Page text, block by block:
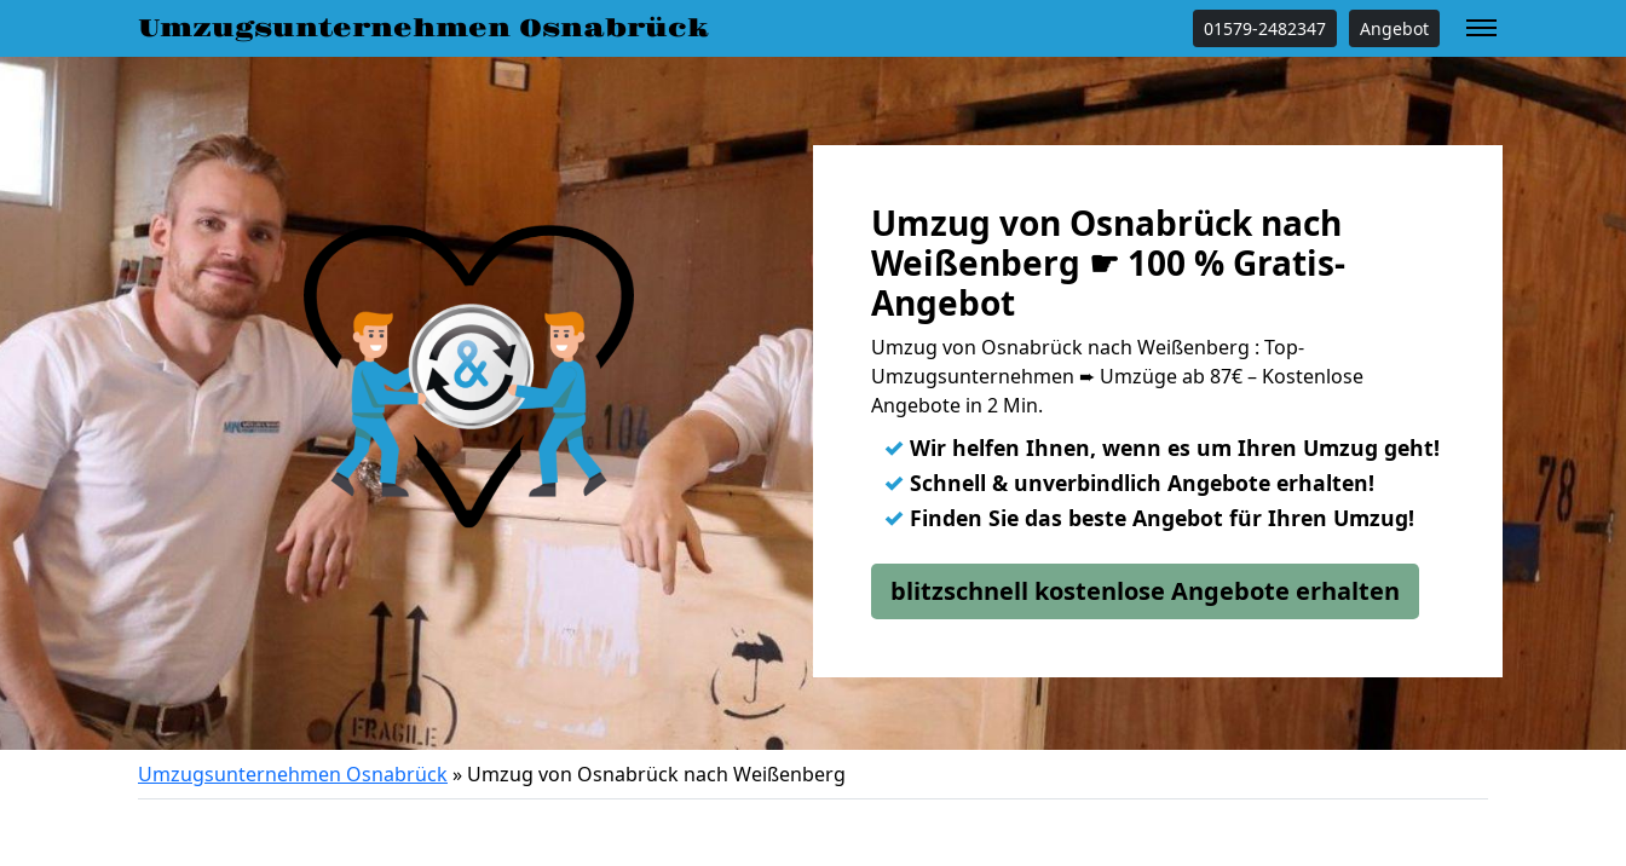
Umzugsunternehmen Osnabrück 01579-2482347 Angebot
Umzug von Osnabrück nach
Weißenberg ☛ 100 % Gratis-
Angebot
Umzug von Osnabrück nach Weißenberg : Top-
Umzugsunternehmen ➨ Umzüge ab 87€ – Kostenlose
Angebote in 2 Min.
✓ Wir helfen Ihnen, wenn es um Ihren Umzug geht!
✓ Schnell & unverbindlich Angebote erhalten!
✓ Finden Sie das beste Angebot für Ihren Umzug!
blitzschnell kostenlose Angebote erhalten
Umzugsunternehmen Osnabrück» Umzug von Osnabrück nach Weißenberg